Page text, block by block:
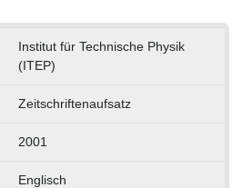
Institut für Technische Physik
(ITEP)
Zeitschriftenaufsatz
2001
Englisch